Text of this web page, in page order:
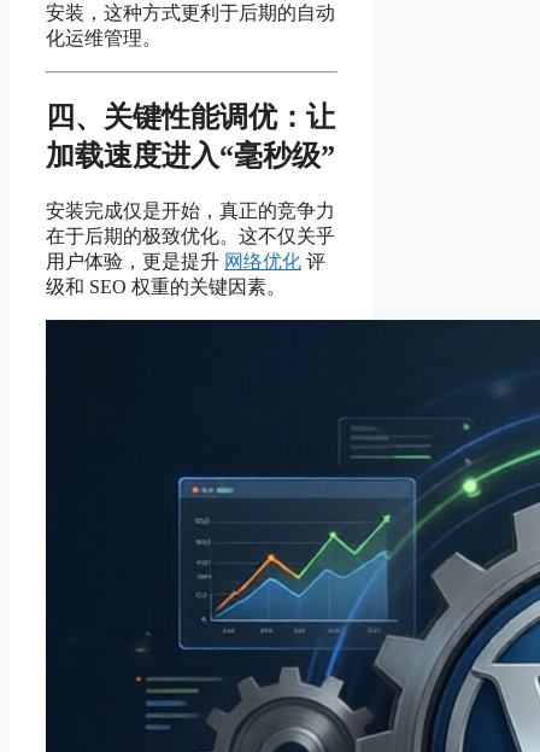
安装，这种方式更利于后期的自动
化运维管理。
四、关键性能调优：让
加载速度进入“毫秒级”
安装完成仅是开始，真正的竞争力
在于后期的极致优化。这不仅关乎
用户体验，更是提升 网络优化 评
级和 SEO 权重的关键因素。